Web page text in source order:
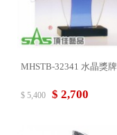
MHSTB-32341 水晶獎牌
$ 5,400 $ 2,700